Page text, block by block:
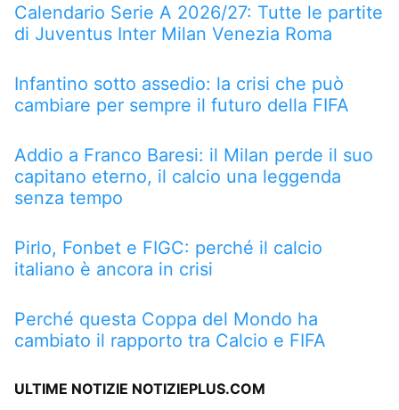
Calendario Serie A 2026/27: Tutte le partite
di Juventus Inter Milan Venezia Roma
Infantino sotto assedio: la crisi che può
cambiare per sempre il futuro della FIFA
Addio a Franco Baresi: il Milan perde il suo
capitano eterno, il calcio una leggenda
senza tempo
Pirlo, Fonbet e FIGC: perché il calcio
italiano è ancora in crisi
Perché questa Coppa del Mondo ha
cambiato il rapporto tra Calcio e FIFA
ULTIME NOTIZIE NOTIZIEPLUS.COM